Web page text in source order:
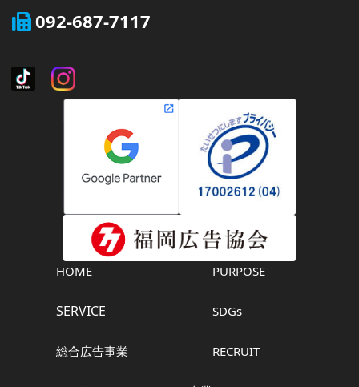
092-687-7117
HOME
SERVICE
総合広告事業
PURPOSE
SDGs
RECRUIT